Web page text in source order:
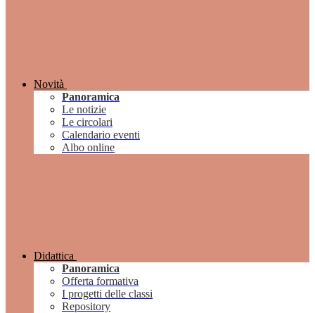
Novità
Panoramica
Le notizie
Le circolari
Calendario eventi
Albo online
Didattica
Panoramica
Offerta formativa
I progetti delle classi
Repository